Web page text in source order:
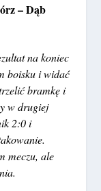
– Dąb
na koniec
boisku i widać
bramkę i
w drugiej
2:0 i
meczu, ale